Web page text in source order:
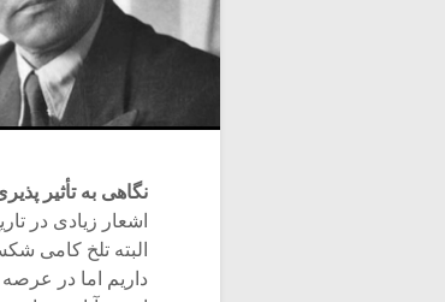
نگاهی به تأثیر
اشعار زیادی در
البته تلخ کامی
داریم اما در